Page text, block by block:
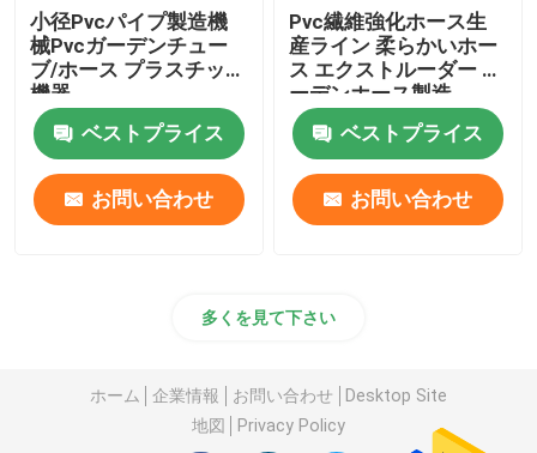
小径Pvcパイプ製造機
械Pvcガーデンチュー
ブ/ホース プラスチック
機器
ベストプライス
お問い合わせ
Pvc繊維強化ホース生
産ライン 柔らかいホー
ス エクストルーダー ガ
ーデンホース製造
ベストプライス
お問い合わせ
多くを見て下さい
ホーム 企業情報 お問い合わせ
Desktop Site
地図
Privacy Policy